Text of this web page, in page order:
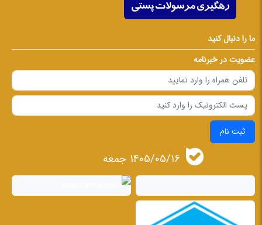
ما را دنبال کنید
عضویت در خبرنامه
ثبت نام
1405/05/16 جمعه